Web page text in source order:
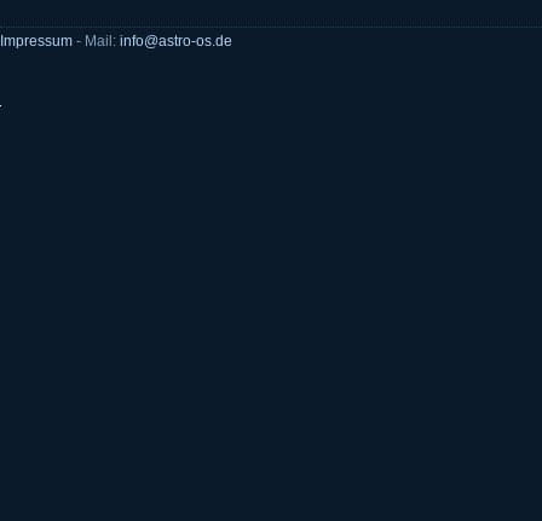
Impressum - Mail: info@astro-os.de